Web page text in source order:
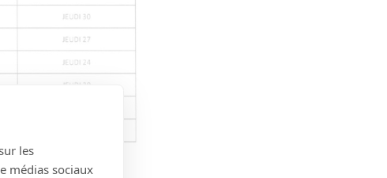
les
médias sociaux